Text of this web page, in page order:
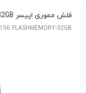
فلش مموری اپیسر AH156- 32GB
FLASHMEMORY-32GB